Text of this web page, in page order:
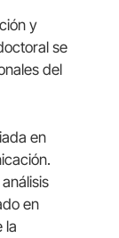
y
se
del
en
en
la